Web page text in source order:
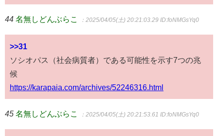
44 名無しどんぶらこ ：2025/04/05(土) 20:21:03.29 ID:foNMGsYq0
>>31
ソシオパス（社会病質者）である可能性を示す7つの兆
候
https://karapaia.com/archives/52246316.html
45 名無しどんぶらこ ：2025/04/05(土) 20:21:53.61 ID:foNMGsYq0